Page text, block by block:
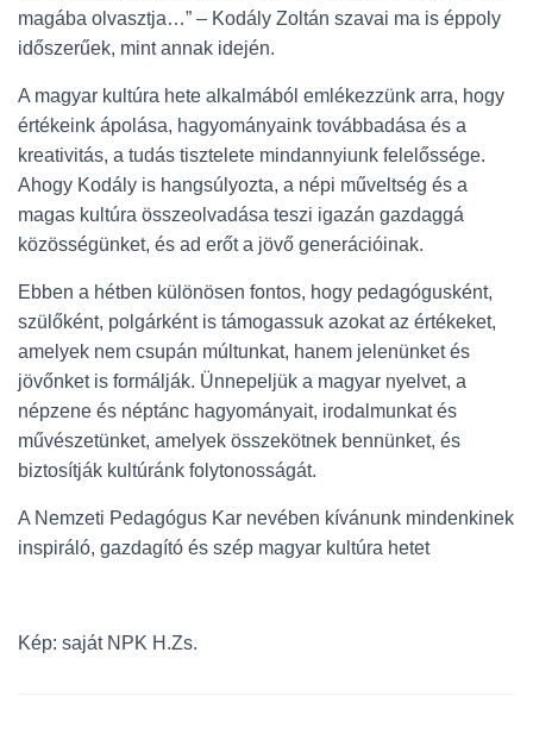
magába olvasztja…” – Kodály Zoltán szavai ma is éppoly
időszerűek, mint annak idején.
A magyar kultúra hete alkalmából emlékezzünk arra, hogy
értékeink ápolása, hagyományaink továbbadása és a
kreativitás, a tudás tisztelete mindannyiunk felelőssége.
Ahogy Kodály is hangsúlyozta, a népi műveltség és a
magas kultúra összeolvadása teszi igazán gazdaggá
közösségünket, és ad erőt a jövő generációinak.
Ebben a hétben különösen fontos, hogy pedagógusként,
szülőként, polgárként is támogassuk azokat az értékeket,
amelyek nem csupán múltunkat, hanem jelenünket és
jövőnket is formálják. Ünnepeljük a magyar nyelvet, a
népzene és néptánc hagyományait, irodalmunkat és
művészetünket, amelyek összekötnek bennünket, és
biztosítják kultúránk folytonosságát.
A Nemzeti Pedagógus Kar nevében kívánunk mindenkinek
inspiráló, gazdagító és szép magyar kultúra hetet
Kép: saját NPK H.Zs.